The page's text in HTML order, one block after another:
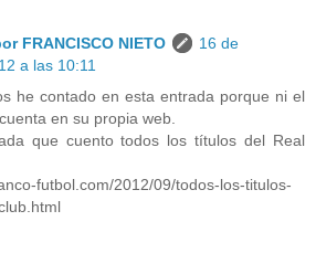
FRANCISCO NIETO
16 de
a las 10:11
he contado en esta entrada porque ni el
en su propia web.
que cuento todos los títulos del Real
futbol.com/2012/09/todos-los-titulos-